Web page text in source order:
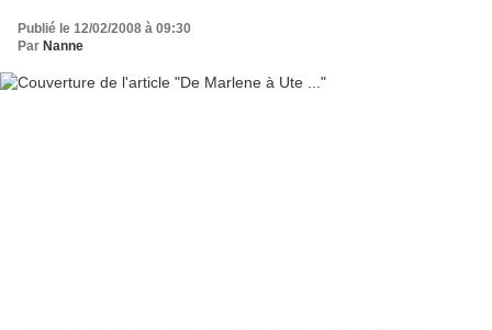
Publié le 12/02/2008 à 09:30
Par Nanne